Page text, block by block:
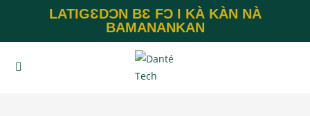
LATIGƐDƆN BƐ FƆ I KÀ KÀN NÀ
BAMANANKAN